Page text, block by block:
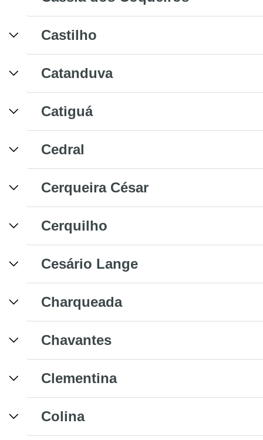
Castilho
Catanduva
Catiguá
Cedral
Cerqueira César
Cerquilho
Cesário Lange
Charqueada
Chavantes
Clementina
Colina